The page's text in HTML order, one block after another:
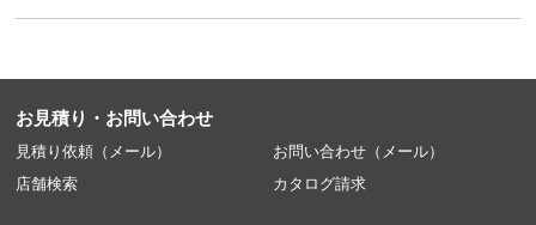
お見積り・お問い合わせ
見積り依頼（メール）
お問い合わせ（メール）
店舗検索
カタログ請求